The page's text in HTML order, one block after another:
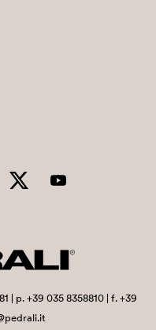
| p. +39 035 8358810 | f. +39